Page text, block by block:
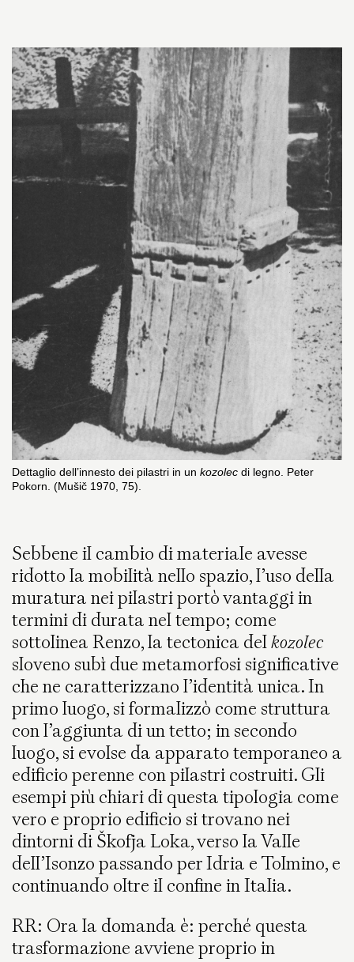
Dettaglio dell’innesto dei pilastri in un kozolec di legno. Peter
Pokorn. (Mušič 1970, 75).
Sebbene il cambio di materiale avesse
ridotto la mobilità nello spazio, l’uso della
muratura nei pilastri portò vantaggi in
termini di durata nel tempo; come
sottolinea Renzo, la tectonica delkozolec
sloveno subì due metamorfosi significative
che ne caratterizzano l’identità unica. In
primo luogo, si formalizzò come struttura
con l’aggiunta di un tetto; in secondo
luogo, si evolse da apparato temporaneo a
edificio perenne con pilastri costruiti. Gli
esempi più chiari di questa tipologia come
vero e proprio edificio si trovano nei
dintorni di Škofja Loka, verso la Valle
dell’Isonzopassando per Idria e Tolmino, e
continuando oltre il confine in Italia.
RR: Ora la domanda è: perché questa
trasformazione avviene proprio in